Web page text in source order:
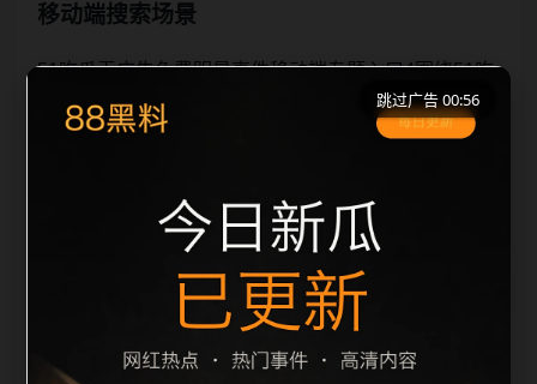
移动端搜索场景
51吃瓜无广告免费明星事件移动端专题入口4围绕51吃
瓜无广告免费和明星事件展开，适合移动端用户在短时
间内理解页面主题、入口路径和延伸阅读方向。本站在
致，减少无关词堆砌，避免同一批页面出现高度重复。
从搜索体验看，用户通常先看标题是否明确，再看摘要
是否说明更新范围，随后通过栏目入口继续浏览同类内
容。因此本页保留面包屑、同类推荐、热门推荐、上一
篇下一篇和 sitemap 入口，让重要页面点击深度控制在
三次以内。后续更新会围绕明星事件持续补充新内容，
跳过广告 00:56